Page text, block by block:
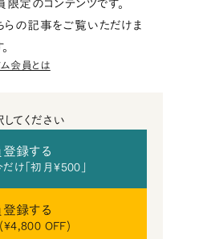
限定のコンテンツです。
らの記事をご覧いただけま
ム会員とは
てください
録する
「初月¥500」
録する
OFF)